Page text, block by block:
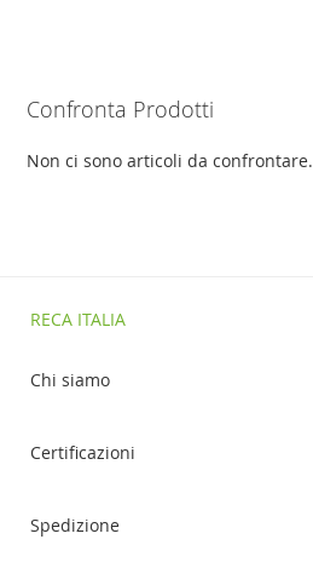
Confronta Prodotti
Non ci sono articoli da confrontare.
RECA ITALIA
Chi siamo
Certificazioni
Spedizione